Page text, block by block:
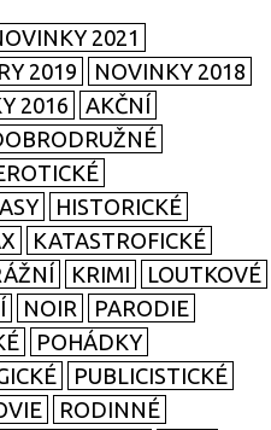
2021
2019
NOVINKY 2018
2016
AKČNÍ
HISTORICKÉ
KATASTROFICKÉ
KRIMI
LOUTKOVÉ
NOIR
PARODIE
POHÁDKY
PUBLICISTICKÉ
RODINNÉ